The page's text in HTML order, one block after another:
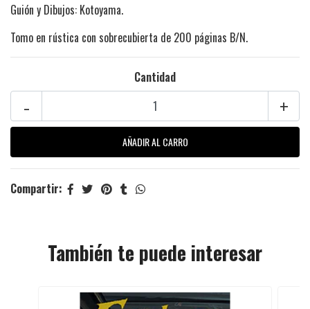
Guión y Dibujos: Kotoyama.
Tomo en rústica con sobrecubierta de 200 páginas B/N.
Cantidad
+
-
Compartir:
También te puede interesar